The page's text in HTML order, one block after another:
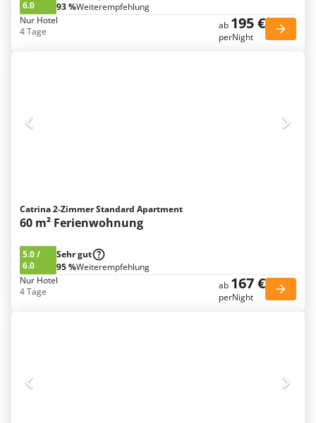
6.0 93 %Weiterempfehlung
Nur Hotel
4 Tage
ab 195 €
perNight
Catrina 2-Zimmer Standard Apartment
60 m² Ferienwohnung
5.0/
6.0
Sehr gut
95 %Weiterempfehlung
Nur Hotel
4 Tage
ab 167 €
perNight